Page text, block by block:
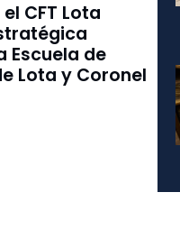
CFT Lota
Escuela de
Lota y Coronel